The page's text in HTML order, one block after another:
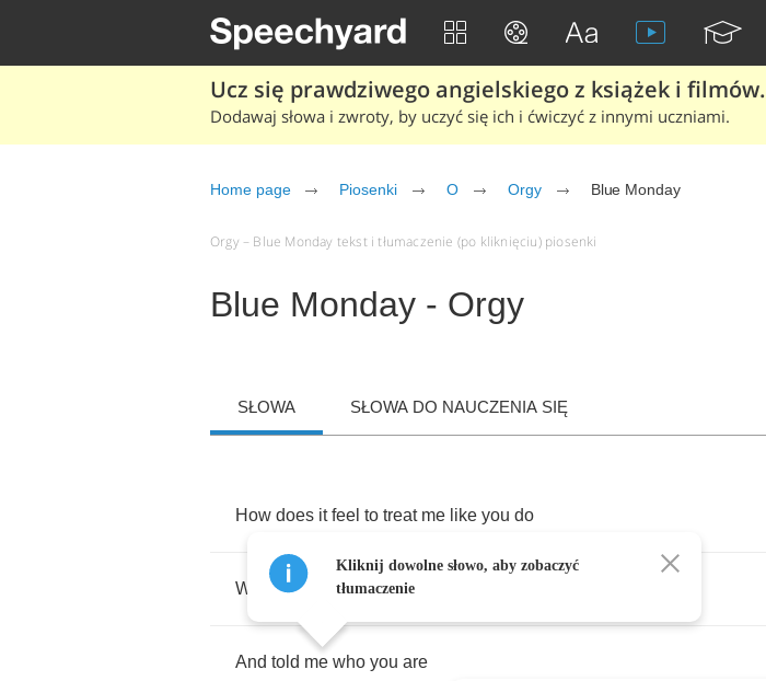
Ucz się prawdziwego angielskiego z książek i filmów.
Dodawaj słowa i zwroty, by uczyć się ich i ćwiczyć z innymi uczniami.
Home page Piosenki O Orgy Blue Monday
Orgy – Blue Monday tekst i tłumaczenie (po kliknięciu) piosenki
Blue Monday - Orgy
SŁOWA SŁOWA DO NAUCZENIA SIĘ
How does it feel to treat me like you do
When you've laid your hands
And told me who you are
Kliknij dowolne słowo, aby zobaczyć
tłumaczenie